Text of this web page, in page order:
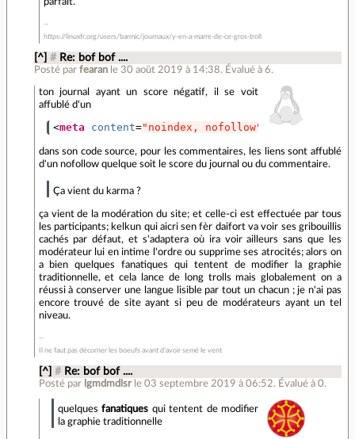
https://linuxfr.org/users/barmic/journaux/y-en-a-marre-de-ce-gros-troll
[^] # Re: bof bof ....
Posté par fearan le 30 août 2019 à 14:38. Évalué à 6.
ton journal ayant un score négatif, il se voit
affublé d'un
<meta content="noindex, nofollow" name=
dans son code source, pour les commentaires, les liens sont affublé
d'un nofollow quelque soit le score du journal ou du commentaire.
Ça vient du karma ?
ça vient de la modération du site; et celle-ci est effectuée par tous
les participants; kelkun qui aicri sen fèr daifort va voir ses gribouillis
cachés par défaut, et s'adaptera où ira voir ailleurs sans que les
modérateur lui en intime l'ordre ou supprime ses atrocités; alors on
a bien quelques fanatiques qui tentent de modifier la graphie
traditionnelle, et cela lance de long trolls mais globalement on a
réussi à conserver une langue lisible par tout un chacun ; je n'ai pas
encore trouvé de site ayant si peu de modérateurs ayant un tel
niveau.
Il ne faut pas décorner les boeufs avant d'avoir semé le vent
[^] # Re: bof bof ....
Posté par lgmdmdlsr le 03 septembre 2019 à 06:52. Évalué à 0.
quelquesfanatiques qui tentent de modifier
la graphie traditionnelle